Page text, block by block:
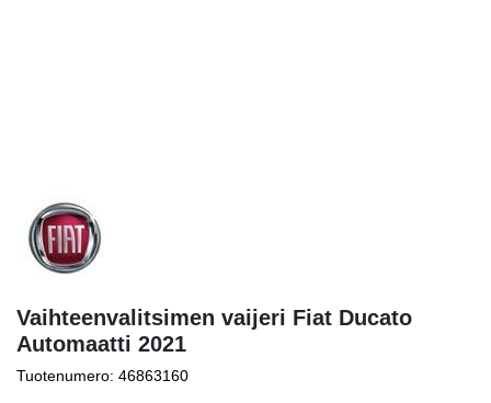
Vaihteenvalitsimen vaijeri Fiat Ducato
Automaatti 2021
Tuotenumero: 46863160